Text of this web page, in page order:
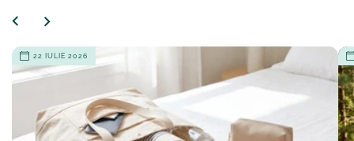
22 IULIE 2026